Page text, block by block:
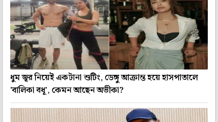
ধুম জ্বর নিয়েই একটানা শুটিং, ডেঙ্গু আক্রান্ত হয়ে হাসপাতালে
'বালিকা বধূ', কেমন আছেন অভীকা?